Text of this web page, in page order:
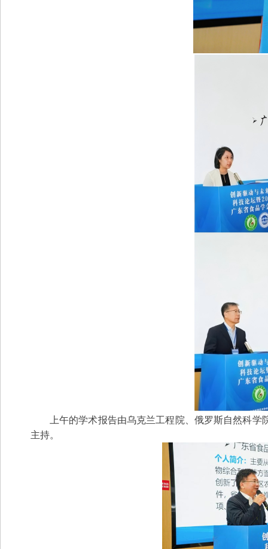
上午的学术报告由乌克兰工程院、俄罗斯自然科
主持。